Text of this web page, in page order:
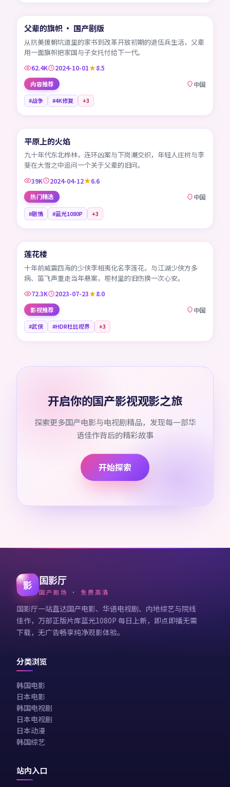
CN
父辈的旗帜 · 国产剧版
从抗美援朝坑道里的家书到改革开放初期的退伍兵生活，父辈
用一面旗帜把家国与子女托付给下一代。
62.4K 2024-10-01 8.5
内容推荐 中国
#战争 #4K修复 +3
CN
平原上的火焰
九十年代东北桦林，连环凶案与下岗潮交织，年轻人庄树与李
斐在大雪之中追问一个关于父辈的旧问。
39K 2024-04-12 6.6
热门精选 中国
#剧情 #蓝光1080P +3
CN
莲花楼
十年前威震四海的少侠李相夷化名李莲花，与江湖少侠方多
病、笛飞声重走当年悬案，棺材里的旧伤换一次心安。
72.3K 2023-07-23 8.0
影视推荐 中国
#武侠 #HDR杜比视界 +3
开启你的国产影视观影之旅
探索更多国产电影与电视剧精品，发现每一部华
语佳作背后的精彩故事
开始探索
影 国影厅
国产剧场 · 免费高清
国影厅一站直达国产电影、华语电视剧、内地综艺与院线
佳作，万部正版片库蓝光1080P 每日上新，即点即播无需
下载，无广告畅享纯净观影体验。
分类浏览
韩国电影
日本电影
韩国电视剧
日本电视剧
日本动漫
韩国综艺
站内入口